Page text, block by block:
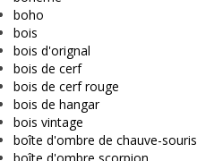
boho
bois
bois d'orignal
bois de cerf
bois de cerf rouge
bois de hangar
bois vintage
boîte d'ombre de chauve-souris
boîte d'ombre scorpion